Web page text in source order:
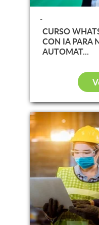
-
CURSO
CON IA PARA
AUTOMAT...